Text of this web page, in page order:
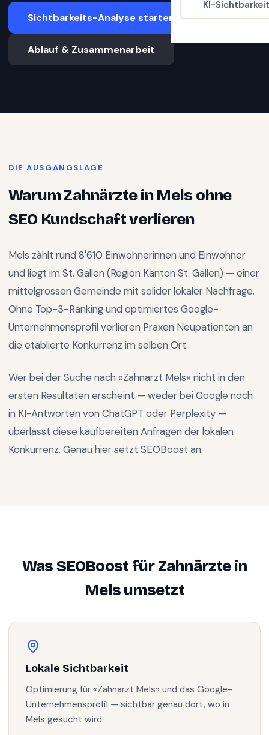
KI-
Sichtbarkeits-Analyse starten
Ablauf & Zusammenarbeit
DIE AUSGANGSLAGE
WarumZahnärzteinMelsohne
SEO Kundschaft verlieren
Mels zählt rund 8'610 Einwohnerinnen und Einwohner
und liegt im St. Gallen (Region Kanton St. Gallen) — einer
mittelgrossen Gemeinde mit solider lokaler Nachfrage.
Ohne Top-3-Ranking und optimiertes Google-
Unternehmensprofil verlieren Praxen Neupatienten an
die etablierte Konkurrenz im selben Ort.
Wer bei der Suche nach «Zahnarzt Mels» nicht in den
ersten Resultaten erscheint — weder bei Google noch
in KI-Antworten von ChatGPT oder Perplexity —
überlässt diese kaufbereiten Anfragen der lokalen
Konkurrenz. Genau hier setzt SEOBoost an.
Was SEOBoost fürZahnärztein
Melsumsetzt
Lokale Sichtbarkeit
Optimierung für «Zahnarzt Mels» und das Google-
Unternehmensprofil — sichtbar genau dort, wo in
Mels gesucht wird.